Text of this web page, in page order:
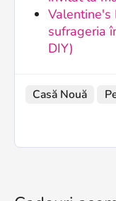
Valentine's
sufrageria
DIY)
Casă Nouă